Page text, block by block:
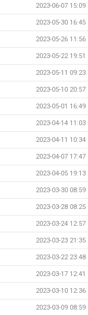
2023-06-07 15:09
2023-05-30 16:45
2023-05-26 11:56
2023-05-22 19:51
2023-05-11 09:23
2023-05-10 20:57
2023-05-01 16:49
2023-04-14 11:03
2023-04-11 10:34
2023-04-07 17:47
2023-04-05 19:13
2023-03-30 08:59
2023-03-28 08:25
2023-03-24 12:57
2023-03-23 21:35
2023-03-22 23:48
2023-03-17 12:41
2023-03-10 12:36
2023-03-09 08:59